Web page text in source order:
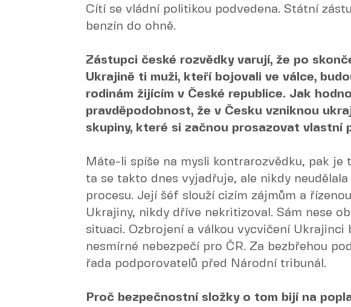
Cítí se vládní politikou podvedena. Státní
benzín do ohně.
Zástupci české rozvědky varují, že po
Ukrajině ti muži, kteří bojovali ve válce,
rodinám žijícím v České republice. Jak
pravděpodobnost, že v Česku vzniknou
skupiny, které si začnou prosazovat vlastní
Máte-li spíše na mysli kontrarozvědku, pak je
ta se takto dnes vyjadřuje, ale nikdy
procesu. Její šéf slouží cizím zájmům a
Ukrajiny, nikdy dříve nekritizoval. Sám nese
situaci. Ozbrojení a válkou vycvičení Ukrajinci
nesmírné nebezpečí pro ČR. Za bezbřehou
řada podporovatelů před Národní tribunál.
Proč bezpečnostní složky o tom bijí na